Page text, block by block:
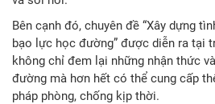
Bên cạnh đó, chuyên đề “Xây dựng
bạo lực học đường” được diễn ra tại
không chỉ đem lại những nhận thức
đường mà hơn hết có thể cung cấp
pháp phòng, chống kịp thời.